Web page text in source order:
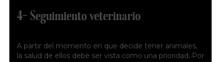
4- Seguimiento veterinario
A partir del momento en que decide tener animales,
la salud de ellos debe ser vista como una prioridad. Por